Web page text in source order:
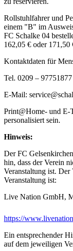
Rollstuhlfahrer und
einem "B" im
FC Schalke 04
162,05 € oder 171,50
Kontaktdaten für
Tel. 0209 – 97751877
E-Mail:
Print@Home- und E-
personalisiert sein.
Hinweis:
Der FC
hin, dass der Verein
Veranstaltung ist. Der
Veranstaltung ist:
Live Nation GmbH,
https://
Ein entsprechender
auf dem jeweiligen